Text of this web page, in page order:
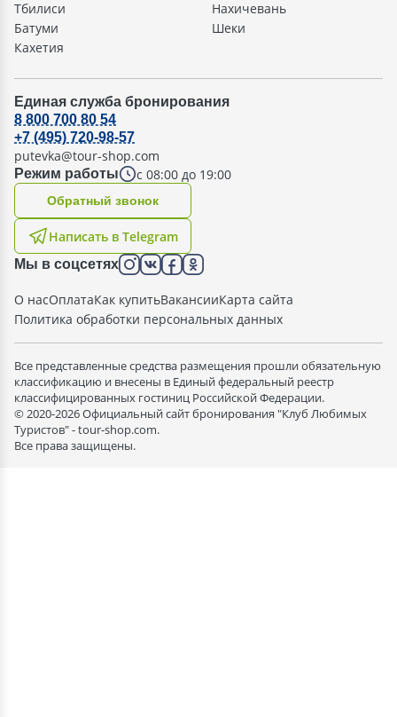
Тбилиси
Батуми
Кахетия
Нахичевань
Шеки
Единая служба бронирования
Режим работы с 08:00 до 19:00
8 800 700 80 54
+7 (495) 720-98-57
putevka@tour-shop.com
Написать в Telegram
Oбратный звонок
Мы в соцсетях
О насОплатаКак купитьВакансииКарта сайта
Политика обработки персональных данных
Все представленные средства размещения прошли обязательную
классификацию и внесены в Единый федеральный реестр
классифицированных гостиниц Российской Федерации.
© 2020-2026 Официальный сайт бронирования "Клуб Любимых
Туристов" - tour-shop.com.
Все права защищены.